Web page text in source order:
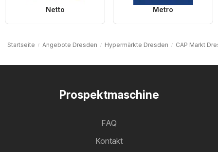
Netto Metro
Startseite Angebote Dresden Hypermärkte Dresden CAP Markt
Prospektmaschine
FAQ
Kontakt